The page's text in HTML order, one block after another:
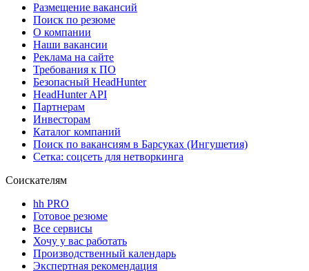
Размещение вакансий
Поиск по резюме
О компании
Наши вакансии
Реклама на сайте
Требования к ПО
Безопасный HeadHunter
HeadHunter API
Партнерам
Инвесторам
Каталог компаний
Поиск по вакансиям в Барсуках (Ингушетия)
Сетка: соцсеть для нетворкинга
Соискателям
hh PRO
Готовое резюме
Все сервисы
Хочу у вас работать
Производственный календарь
Экспертная рекомендация